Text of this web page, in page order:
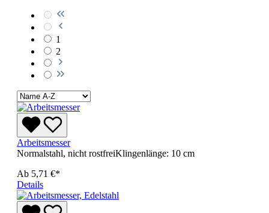
1
2
Arbeitsmesser
Normalstahl, nicht rostfreiKlingenlänge: 10 cm
Ab 5,71 €*
Details